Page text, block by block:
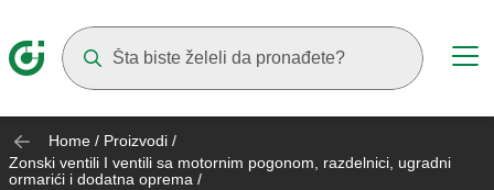
Home / Proizvodi /
Zonski ventili I ventili sa motornim pogonom, razdelnici, ugradni
ormarići i dodatna oprema /